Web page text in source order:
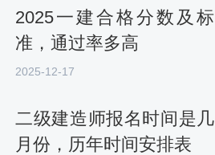
2025一建合格分数及标
准，通过率多高
2025-12-17
二级建造师报名时间是几
月份，历年时间安排表